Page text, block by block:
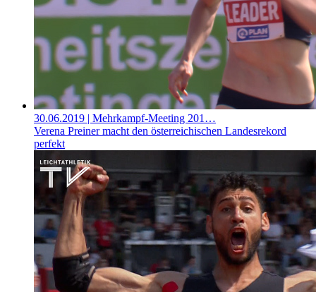
30.06.2019 | Mehrkampf-Meeting 201…
Verena Preiner macht den österreichischen Landesrekord
perfekt